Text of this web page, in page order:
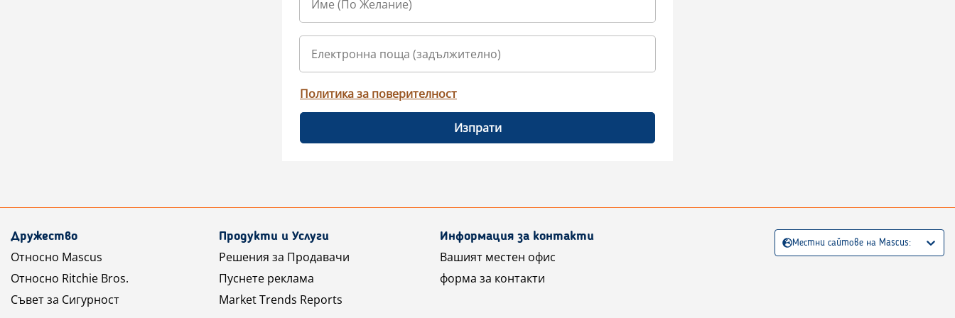
Политика за поверителност
Изпрати
Дружество
Относно Mascus
Относно Ritchie Bros.
Съвет за Сигурност
Продукти и Услуги
Решения за Продавачи
Пуснете реклама
Market Trends Reports
Информация за контакти
Вашият местен офис
форма за контакти
Местни сайтове на Mascus: